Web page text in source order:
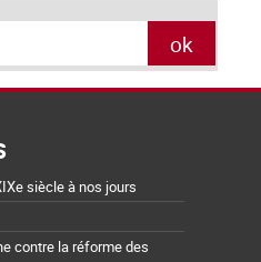
siècle à nos jours
contre la réforme des